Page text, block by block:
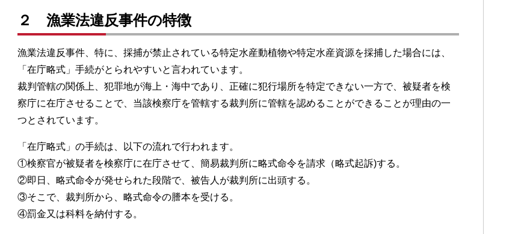
２ 漁業法違反事件の特徴
漁業法違反事件、特に、採捕が禁止されている特定水産動植物や特定水産資源を採捕した場合には、
「在庁略式」手続がとられやすいと言われています。
裁判管轄の関係上、犯罪地が海上・海中であり、正確に犯行場所を特定できない一方で、被疑者を検
察庁に在庁させることで、当該検察庁を管轄する裁判所に管轄を認めることができることが理由の一
つとされています。
「在庁略式」の手続は、以下の流れで行われます。
①検察官が被疑者を検察庁に在庁させて、簡易裁判所に略式命令を請求（略式起訴)する。
②即日、略式命令が発せられた段階で、被告人が裁判所に出頭する。
③そこで、裁判所から、略式命令の謄本を受ける。
④罰金又は科料を納付する。